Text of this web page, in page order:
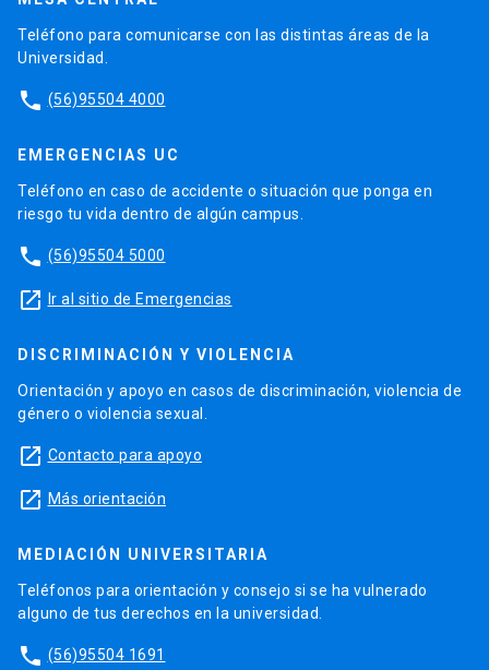
Teléfono para comunicarse con las distintas áreas de la
Universidad.
phone (56)95504 4000
EMERGENCIAS UC
Teléfono en caso de accidente o situación que ponga en
riesgo tu vida dentro de algún campus.
phone (56)95504 5000
launch Ir al sitio de Emergencias
DISCRIMINACIÓN Y VIOLENCIA
Orientación y apoyo en casos de discriminación, violencia de
género o violencia sexual.
launch Contacto para apoyo
launch Más orientación
MEDIACIÓN UNIVERSITARIA
Teléfonos para orientación y consejo si se ha vulnerado
alguno de tus derechos en la universidad.
phone (56)95504 1691